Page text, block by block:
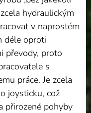
hydraulickým
v naprostém
déle oproti
převody, proto
s
práce. Je zcela
joysticku, což
přirozené pohyby